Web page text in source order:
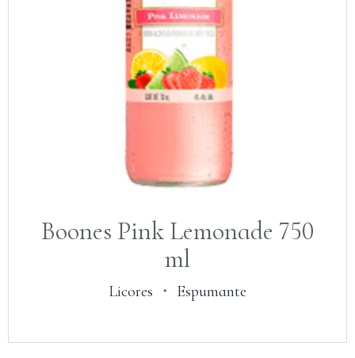
Boones Pink Lemonade 750
ml
Licores ・ Espumante